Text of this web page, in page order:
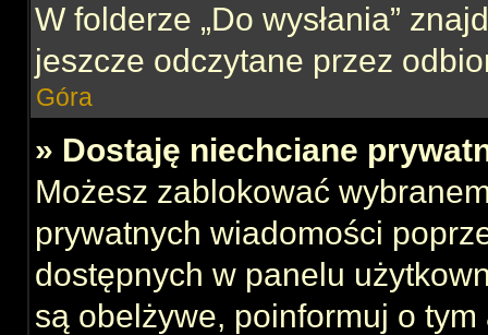
W folderze „Do wysłania”
jeszcze odczytane przez
Góra
» Dostaję niechciane
Możesz zablokować
prywatnych wiadomości
dostępnych w panelu
są obelżywe, poinformuj o